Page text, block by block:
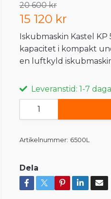
20 600 kr
15 120 kr
Iskubmaskin Kastel
kapacitet i kompakt
en luftkyld
Leveranstid: 1-7
Artikelnummer: 6500L
Dela